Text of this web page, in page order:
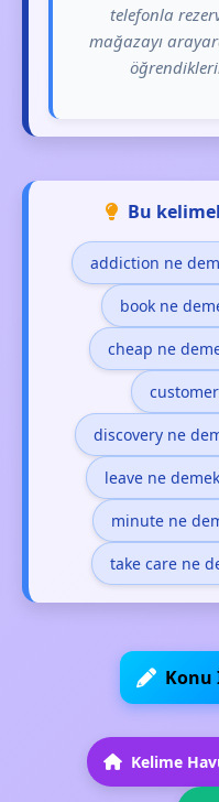
telefonla
mağazayı
Bu
addiction ne
book ne
cheap ne
discovery ne
leave ne demek
minute ne
take care ne
Konu
Kelime